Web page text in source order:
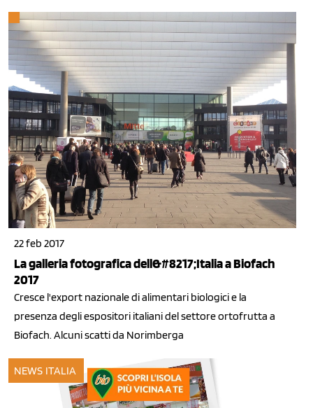
22 feb 2017
La galleria fotografica dell&#8217;Italia a Biofach
2017
Cresce l'export nazionale di alimentari biologici e la
presenza degli espositori italiani del settore ortofrutta a
Biofach. Alcuni scatti da Norimberga
NEWS ITALIA